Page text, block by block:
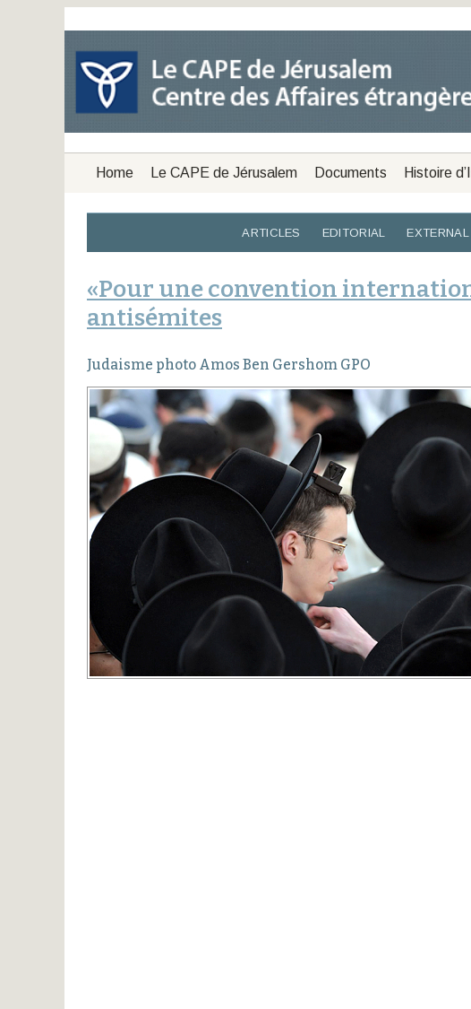
Home Le CAPE de Jérusalem Documents Histoire
ARTICLES EDITORIAL
«Pour une convention
antisémites
Judaisme photo Amos Ben Gershom GPO